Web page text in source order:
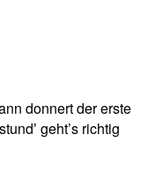
donnert der erste
geht’s richtig